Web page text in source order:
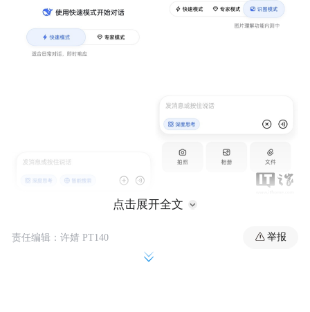
点击展开全文
责任编辑：许婧 PT140 举报